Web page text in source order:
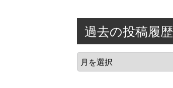
過去の投稿履歴
過
去